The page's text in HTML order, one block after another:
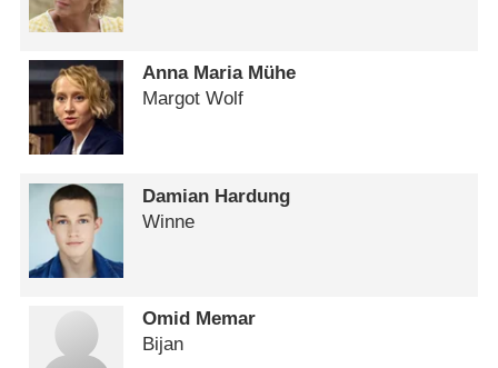
Anna Maria Mühe
Margot Wolf
Damian Hardung
Winne
Omid Memar
Bijan